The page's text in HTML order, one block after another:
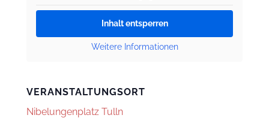
VERANSTALTUNGSORT
Nibelungenplatz Tulln
Inhalt entsperren
Weitere Informationen